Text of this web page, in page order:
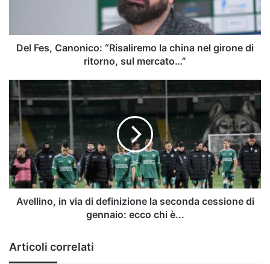
di
ritorno,
Del Fes, Canonico: “Risaliremo la china nel girone di
ritorno, sul mercato…”
Avellino,
in
di
definizione
la
seconda
cessione
di
gennaio:
Avellino, in via di definizione la seconda cessione di
gennaio: ecco chi è...
Articoli correlati